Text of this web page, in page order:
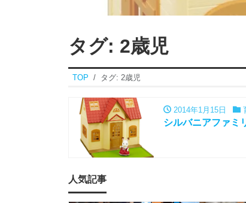
タグ: 2歳児
TOP タグ: 2歳児
2014年1月15日
シルバニアファミ
人気記事